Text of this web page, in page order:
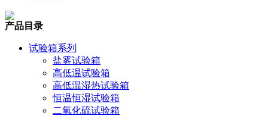
产品目录
试验箱系列
盐雾试验箱
高低温试验箱
高低温湿热试验箱
恒温恒湿试验箱
二氧化硫试验箱